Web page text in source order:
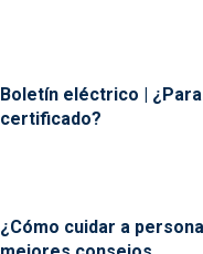
Boletín eléctrico |
certificado?
¿Cómo cuidar a